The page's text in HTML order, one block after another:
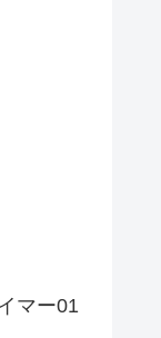
マー01